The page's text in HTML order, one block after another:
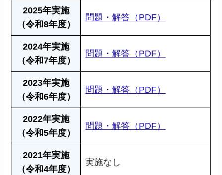
2025年実施
（令和8年度）
問題・解答（PDF）
2024年実施
（令和7年度）
問題・解答（PDF）
2023年実施
（令和6年度）
問題・解答（PDF）
2022年実施
（令和5年度）
問題・解答（PDF）
2021年実施
（令和4年度）
実施なし